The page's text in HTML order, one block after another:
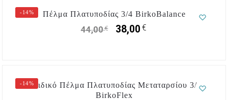
-14% Πέλμα Πλατυποδίας 3/4 BirkoBalance
44,00€ 38,00€
-14%Παιδικό Πέλμα Πλατυποδίας Μεταταρσίου 3/4
ΒirkoFlex